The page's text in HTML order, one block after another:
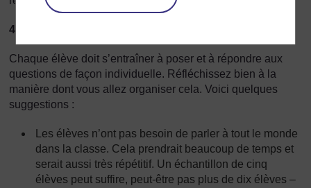
4. Poser les questions
Chaque élève doit s’entraîner à poser et à répondre aux
questions de façon individuelle. Réfléchissez bien à la
manière dont vous allez organiser cela. Voici quelques
suggestions :
Les élèves n’ont pas besoin de parler à tout le monde
dans la classe. Cela prendrait beaucoup de temps et
serait aussi très répétitif. Un échantillon de cinq
élèves peut suffire, peut-être pas plus de dix élèves –